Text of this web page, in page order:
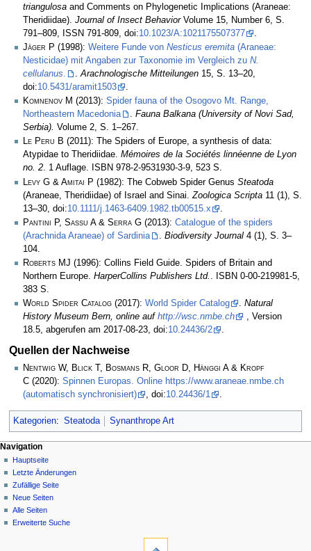
triangulosa and Comments on Phylogenetic Implications (Araneae:
Theridiidae). Journal of Insect BehaviorVolume 15, Number 6, S.
791–809, ISSN 791-809, doi:10.1023/A:1021175507377
Jäger P (1998): Weitere Funde von Nesticus eremita (Araneae:
Nesticidae) mit Angaben zur Taxonomie im Vergleich zu N.
cellulanus. .Arachnologische Mitteilungen 15, S. 13–20,
doi:10.5431/aramit1503
.
Komnenov M (2013): Spider fauna of the Osogovo Mt. Range,
Northeastern Macedonia
. Fauna Balkana (University of Novi Sad,
Serbia). Volume 2, S. 1–267.
Le Peru B (2011): The Spiders of Europe, a synthesis of data:
Atypidae to Theridiidae. Mémoires de la Sociétés linnéenne de Lyon
no. 2. 1 Auflage. ISBN 978-2-9531930-3-9, 523 S.
Levy G & Amitai P (1982): The Cobweb Spider Genus Steatoda
(Araneae, Theridiidae) of Israel and Sinai. Zoologica Scripta 11 (1), S.
13–30, doi:10.1111/j.1463-6409.1982.tb00515.x
Pantini P, Sassu A & Serra G (2013): Catalogue of the spiders
(Arachnida Araneae) of Sardinia
. Biodiversity Journal 4 (1), S. 3–
104.
Roberts MJ (1996): Collins Field Guide. Spiders of Britain and
Northern Europe. HarperCollins Publishers Ltd. . ISBN 0-00-219981-5,
383 S.
World Spider Catalog (2017): World Spider Catalog . Natural
History Museum Bern, online auf http://wsc.nmbe.ch
, Version
18.5, abgerufen am 2017-08-23, doi:10.24436/2 .
Quellen der Nachweise
Nentwig W, Blick T, Bosmans R, Gloor D, Hänggi A & Kropf
C (2020): Spinnen Europas. Online https://www.araneae.nmbe.ch
(automatisch synchronisiert)
, doi:10.24436/1 .
Kategorien: Steatoda Synanthrope Art
Navigation
Hauptseite
Letzte Änderungen
Zufällige Seite
Neue Seiten
Alle Seiten
Erweiterte Suche